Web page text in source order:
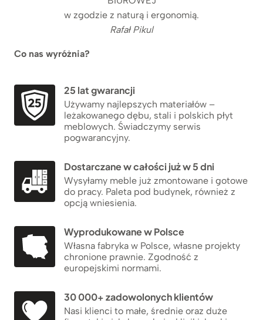
w zgodzie z naturą i ergonomią.
Rafał Pikul
Co nas wyróżnia?
25 lat gwarancji
Używamy najlepszych materiałów –
leżakowanego dębu, stali i polskich płyt
meblowych. Świadczymy serwis
pogwarancyjny.
Dostarczane w całości już w 5 dni
Wysyłamy meble już zmontowane i gotowe
do pracy. Paleta pod budynek, również z
opcją wniesienia.
Wyprodukowane w Polsce
Własna fabryka w Polsce, własne projekty
chronione prawnie. Zgodność z
europejskimi normami.
30 000+ zadowolonych klientów
Nasi klienci to małe, średnie oraz duże